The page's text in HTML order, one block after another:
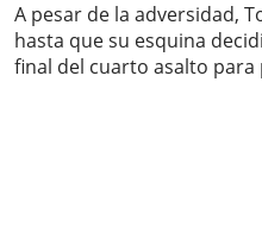
A pesar de la adversidad,
hasta que su esquina
final del cuarto asalto para